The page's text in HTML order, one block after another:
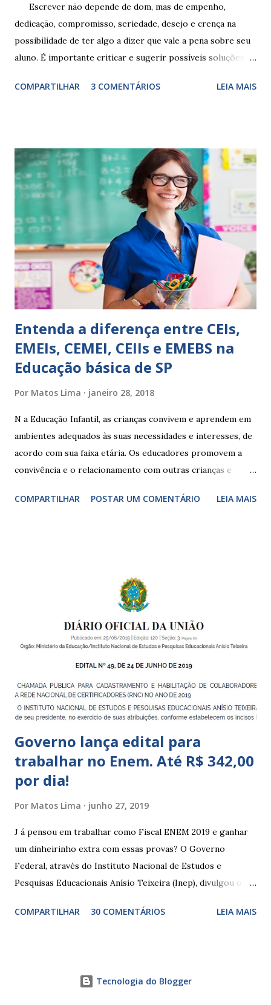
Escrever não depende de dom, mas de empenho,
dedicação, compromisso, seriedade, desejo e crença na
possibilidade de ter algo a dizer que vale a pena sobre seu
aluno. É importante criticar e sugerir possíveis soluções.
exercitação. E encontrar a melhor maneira de expressar o
sempre as intervenções feitas para ações apresentadas,
isso ressalta trabalho. SUGESTÕES DE PALAVRAS E
EXPRESSÕES PARA USO EM RELATÓRIOS Você pensa Você
escreve O aluno não sabe O aluno não adquiriu os
conceitos, está em fase de aprendizado. Não tem limites
Apresenta dificuldades de auto-regulação, pois… É nervoso
Ainda não desenvolveu habilidades para convívio no
ambiente...
COMPARTILHAR 3 COMENTÁRIOS LEIA MAIS
Entenda a diferença entre CEIs,
EMEIs, CEMEI, CEIIs e EMEBS na
Educação básica de SP
Por Matos Lima janeiro 28, 2018
N a Educação Infantil, as crianças convivem e aprendem em
ambientes adequados às suas necessidades e interesses, de
acordo com sua faixa etária. Os educadores promovem a
convivência e o relacionamento com outras crianças e
garantir o direito das crianças a uma educação integral e de
crianças de zero a 3 anos e 11 meses; – EMEIs - Escolas
Municipais de Educação Infantil, que atendem crianças de 4
a 5 anos e 11 meses; – CEMEI - Centro Municipal de
Educação Infantil, que recebe crianças de zero a 5 anos e 11
Indígena, e trabalham com cri...
COMPARTILHAR POSTAR UM COMENTÁRIO LEIA MAIS
Governo lança edital para
trabalhar no Enem. Até R$ 342,00
por dia!
Por Matos Lima junho 27, 2019
J á pensou em trabalhar como Fiscal ENEM 2019 e ganhar
um dinheirinho extra com essas provas? O Governo
Federal, através do Instituto Nacional de Estudos e
Pesquisas Educacionais Anísio Teixeira (Inep), divulgou o
Enem 2019. O Exame Nacional do Ensino Médio ou ENEM é
essas provas. As funções principais de um fiscal de prova
COMPARTILHAR 30 COMENTÁRIOS LEIA MAIS
Tecnologia do Blogger